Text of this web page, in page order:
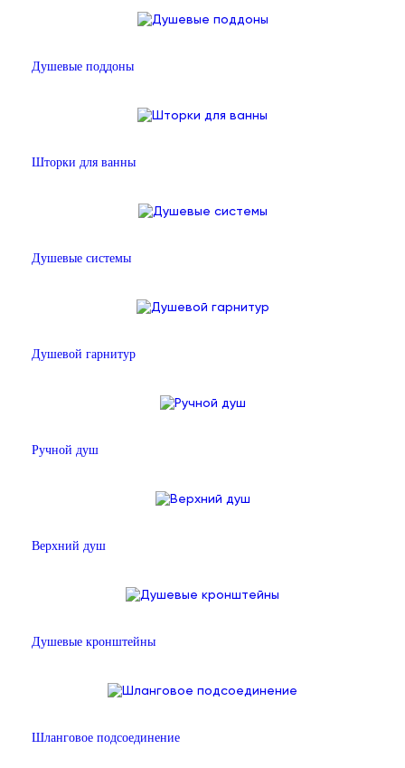
Душевые поддоны
Шторки для ванны
Душевые системы
Душевой гарнитур
Ручной душ
Верхний душ
Душевые кронштейны
Шланговое подсоединение